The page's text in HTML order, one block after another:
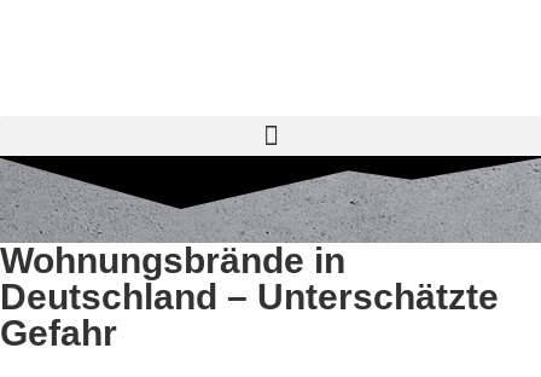
Wohnungsbrände in
Deutschland – Unterschätzte
Gefahr